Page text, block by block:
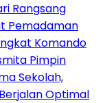
Rangsang
Pemadaman
Komando
Pimpin
Sekolah,
Optimal